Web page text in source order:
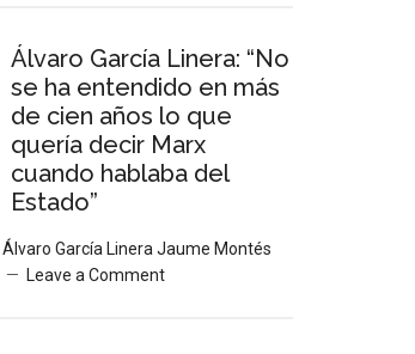
Álvaro García Linera: “No
se ha entendido en más
de cien años lo que
quería decir Marx
cuando hablaba del
Estado”
Álvaro García Linera Jaume Montés
Leave a Comment